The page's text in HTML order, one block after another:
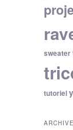
sweater
tutoriel